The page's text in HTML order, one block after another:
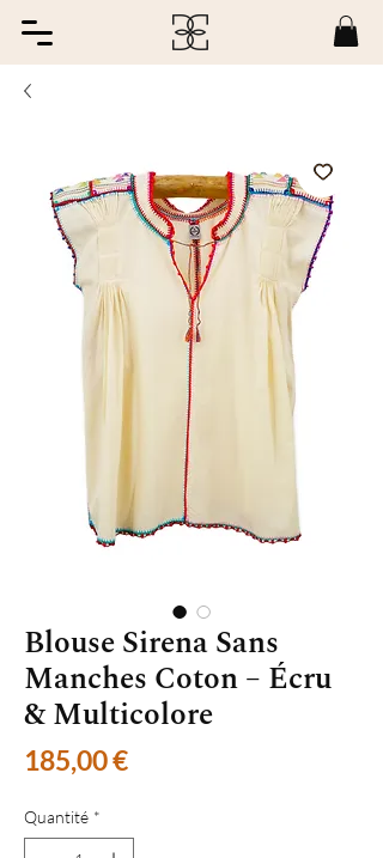
Blouse Sirena Sans
Manches Coton – Écru
& Multicolore
185,00 €Prix
Quantité *